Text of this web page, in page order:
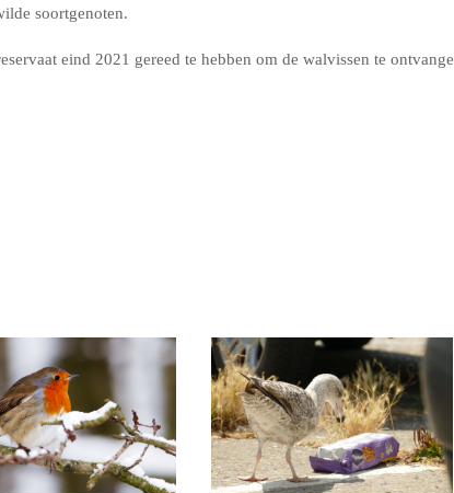
soortgenoten.
eind 2021 gereed te hebben om de walvissen te